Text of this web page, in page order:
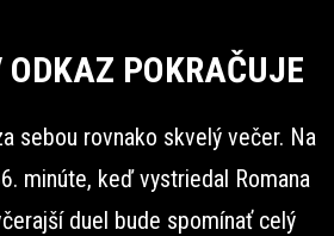
POKRAČUJE
sebou rovnako skvelý večer. Na
minúte, keď vystriedal Romana
duel bude spomínať celý